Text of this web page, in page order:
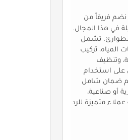
فريقاً من
في هذا المجال.
تشمل
المياه، تركيب
وتنظيف
على استخدام
ضمان شامل
أو صناعية،
متميزة للرد